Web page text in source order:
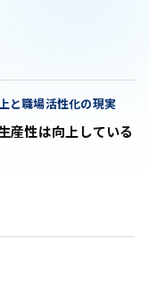
性は向上している
と職場活性化の現実